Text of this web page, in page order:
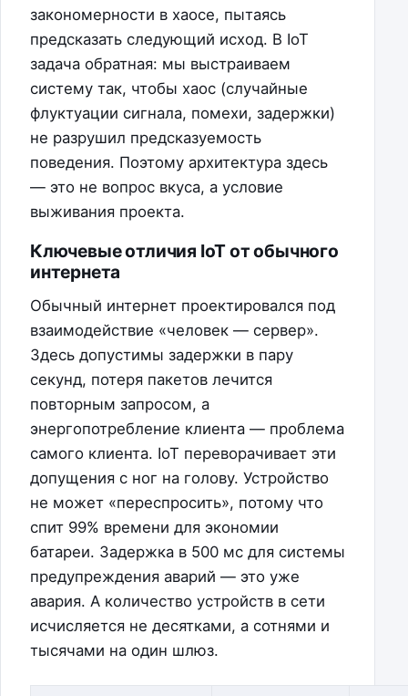
закономерности в хаосе, пытаясь
предсказать следующий исход. В IoT
задача обратная: мы выстраиваем
систему так, чтобы хаос (случайные
флуктуации сигнала, помехи, задержки)
не разрушил предсказуемость
поведения. Поэтому архитектура здесь
— это не вопрос вкуса, а условие
выживания проекта.
Ключевые отличия IoT от обычного
интернета
Обычный интернет проектировался под
взаимодействие «человек — сервер».
Здесь допустимы задержки в пару
секунд, потеря пакетов лечится
повторным запросом, а
энергопотребление клиента — проблема
самого клиента. IoT переворачивает эти
допущения с ног на голову. Устройство
не может «переспросить», потому что
спит 99% времени для экономии
батареи. Задержка в 500 мс для системы
предупреждения аварий — это уже
авария. А количество устройств в сети
исчисляется не десятками, а сотнями и
тысячами на один шлюз.